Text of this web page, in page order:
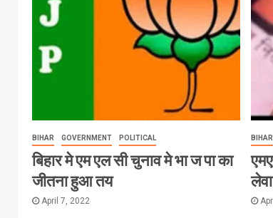
BIHAR GOVERNMENT POLITICAL
बिहार मे एम एल सी चुनाव मे भा ज पा का
जीतना हुआ तय
April 7, 2022
BIHAR